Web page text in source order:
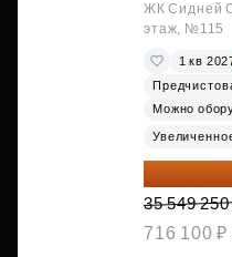
ЖК Сидней
этаж, №115
1 кв
Можно
29 861
35 549
716 100 ₽